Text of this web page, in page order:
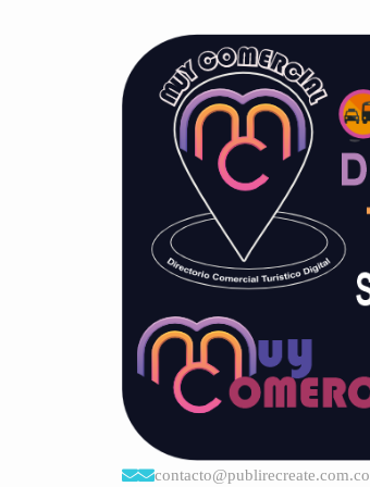
contacto@publirecreate.com.co